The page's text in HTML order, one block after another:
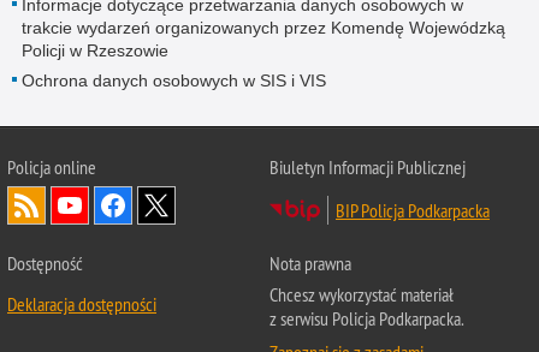
Informacje dotyczące przetwarzania danych osobowych w
trakcie wydarzeń organizowanych przez Komendę Wojewódzką
Policji w Rzeszowie
Ochrona danych osobowych w SIS i VIS
Policja online
Biuletyn Informacji Publicznej
BIP Policja Podkarpacka
Dostępność
Deklaracja dostępności
Nota prawna
Chcesz wykorzystać materiał
z serwisu Policja Podkarpacka.